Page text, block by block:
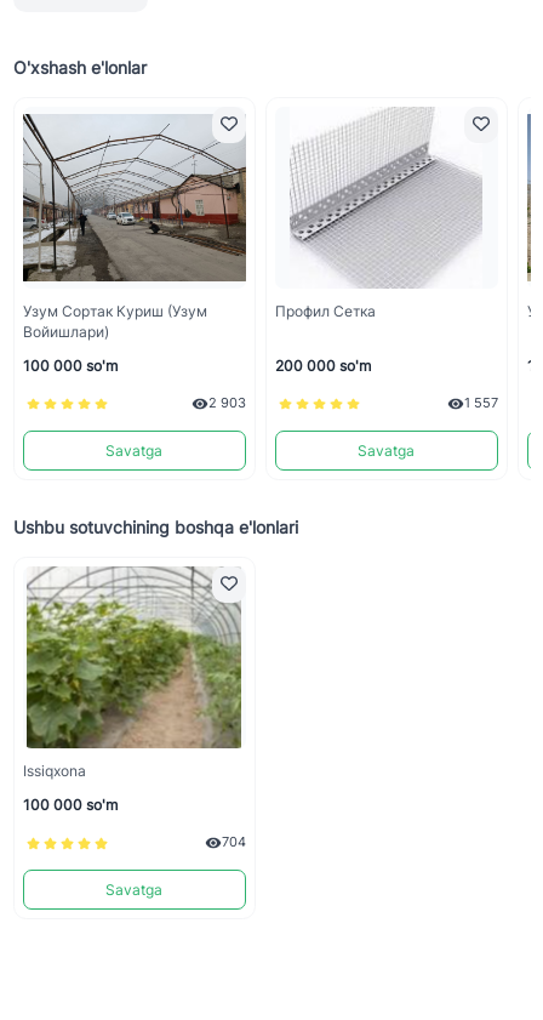
O'xshash e'lonlar
Узум Сортак Куриш (узум
Войишлари)
100 000 so'm
2 903
Savatga
Профил Сетка
200 000 so'm
1 557
Savatga
Ushbu sotuvchining boshqa e'lonlari
Issiqxona
100 000 so'm
704
Savatga